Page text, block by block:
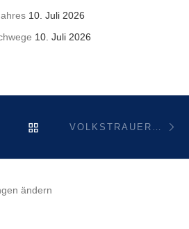
10. Juli 2026
10. Juli 2026
ZURÜCK ZUR
ändern